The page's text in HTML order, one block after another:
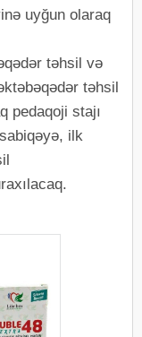
uyğun olaraq
təhsil və
təhsil
pedaqoji stajı
ilk